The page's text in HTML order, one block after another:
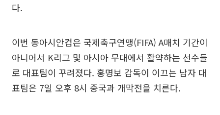
다.
이번 동아시안컵은 국제축구연맹(FIFA) A매치 기간이
아니어서 K리그 및 아시아 무대에서 활약하는 선수들
로 대표팀이 꾸려졌다. 홍명보 감독이 이끄는 남자 대
표팀은 7일 오후 8시 중국과 개막전을 치른다.